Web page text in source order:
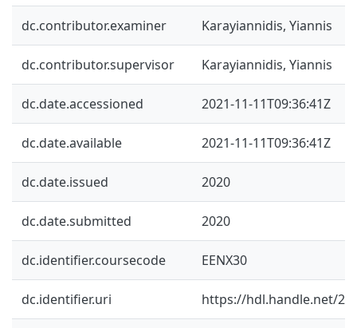
dc.contributor.examiner Karayiannidis, Yiannis
dc.contributor.supervisor Karayiannidis, Yiannis
dc.date.accessioned 2021-11-11T09:36:41Z
dc.date.available 2021-11-11T09:36:41Z
dc.date.issued 2020
dc.date.submitted 2020
dc.identifier.coursecode EENX30
dc.identifier.uri https://hdl.handle.net/